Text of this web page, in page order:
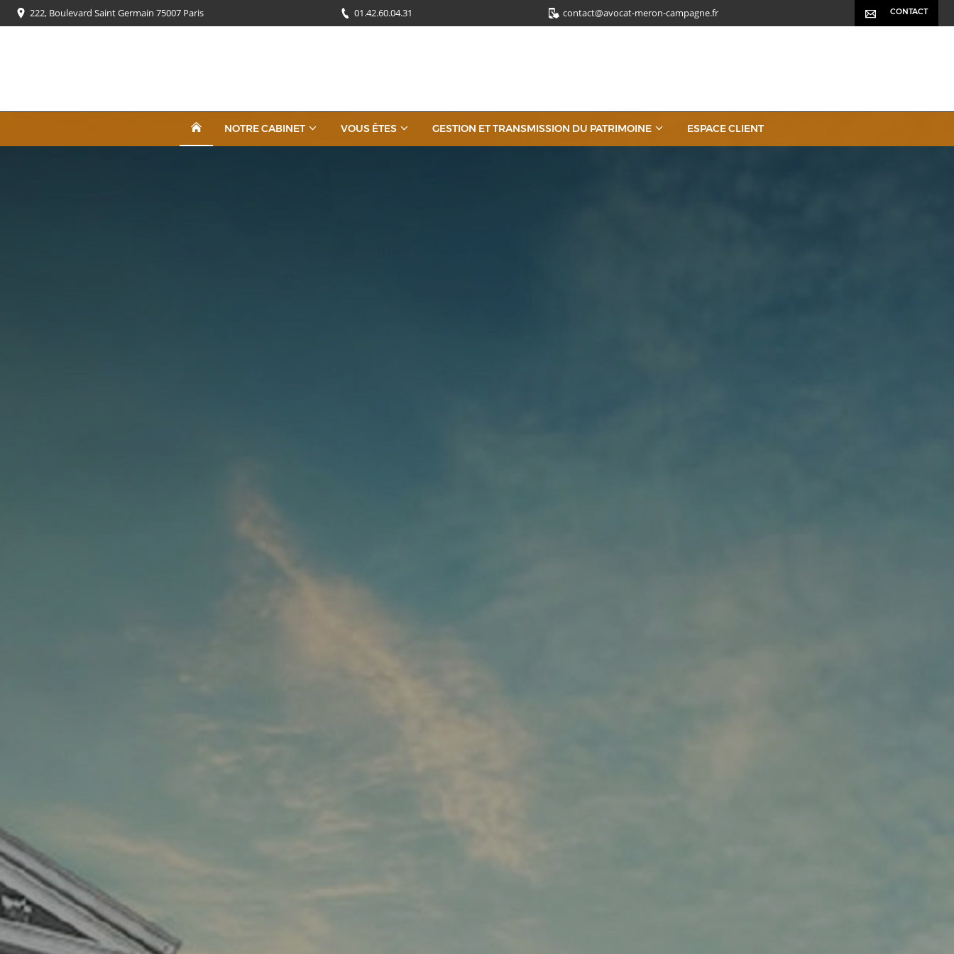
222, Boulevard Saint Germain 75007 Paris 01.42.60.04.31 contact@avocat-meron-campagne.fr CONTACT
NOTRE CABINET VOUS ÊTES GESTION ET TRANSMISSION DU PATRIMOINE ESPACE CLIENT